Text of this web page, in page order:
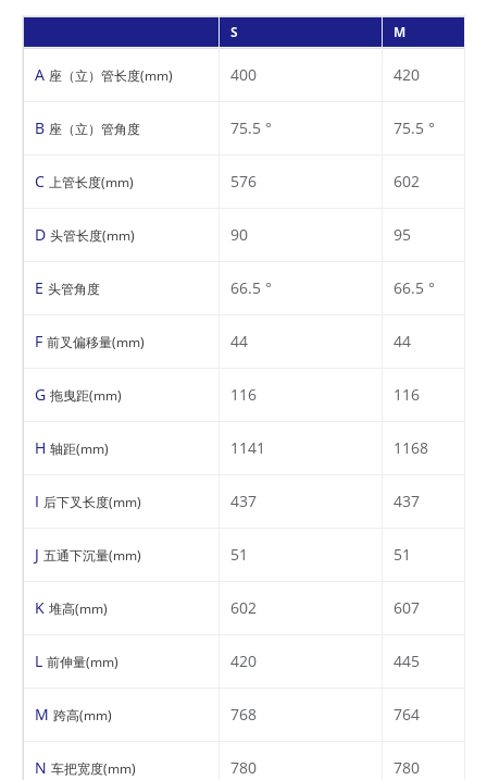
S M
A 座（立）管长度(mm) 400 420
B 座（立）管角度 75.5 ° 75.5 °
C 上管长度(mm) 576 602
D 头管长度(mm) 90 95
E 头管角度 66.5 ° 66.5 °
F 前叉偏移量(mm) 44 44
G 拖曳距(mm) 116 116
H 轴距(mm) 1141 1168
I 后下叉长度(mm) 437 437
J 五通下沉量(mm) 51 51
K 堆高(mm) 602 607
L 前伸量(mm) 420 445
M 跨高(mm) 768 764
N 车把宽度(mm) 780 780